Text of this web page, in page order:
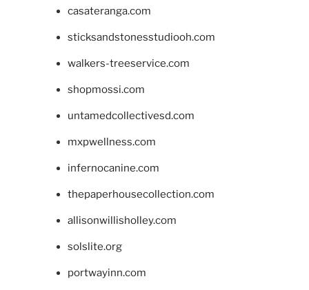
casateranga.com
sticksandstonesstudiooh.com
walkers-treeservice.com
shopmossi.com
untamedcollectivesd.com
mxpwellness.com
infernocanine.com
thepaperhousecollection.com
allisonwillisholley.com
solslite.org
portwayinn.com